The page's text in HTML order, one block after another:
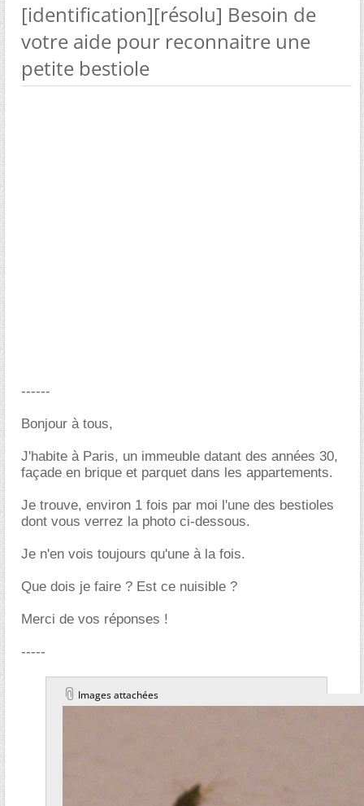
[identification][résolu] Besoin de
votre aide pour reconnaitre une
petite bestiole
------
Bonjour à tous,
J'habite à Paris, un immeuble datant des années 30,
façade en brique et parquet dans les appartements.
Je trouve, environ 1 fois par moi l'une des bestioles
dont vous verrez la photo ci-dessous.
Je n'en vois toujours qu'une à la fois.
Que dois je faire ? Est ce nuisible ?
Merci de vos réponses !
-----
Images attachées